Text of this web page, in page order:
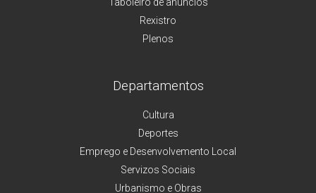
Rexistro
Plenos
Departamentos
Cultura
Deportes
Emprego e Desenvolvemento Local
Servizos Sociais
Urbanismo e Obras